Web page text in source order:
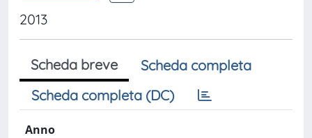
2013
Scheda breve
Scheda completa
Scheda completa (DC)
Anno